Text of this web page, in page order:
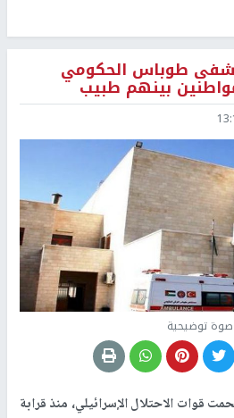
طوباس الحكومي
بينهم طبيب
صوة توضيحية
قوات الاحتلال الإسرائيلي، منذ قرابة